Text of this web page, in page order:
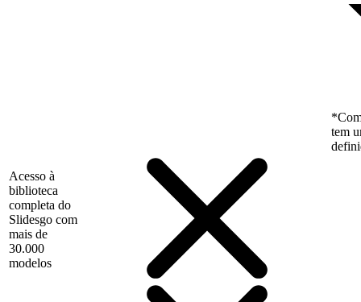
tem
Acesso à
biblioteca
completa do
Slidesgo com
mais de
30.000
modelos